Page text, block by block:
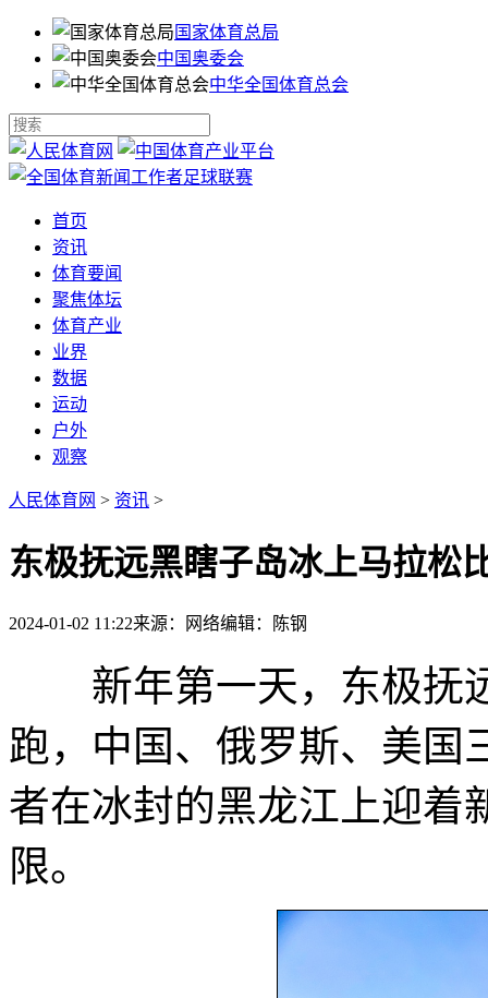
国家体育总局
中国奥委会
中华全国体育总会
首页
资讯
体育要闻
聚焦体坛
体育产业
业界
数据
运动
户外
观察
人民体育网 > 资讯 >
东极抚远黑瞎子岛冰上马拉松
2024-01-02 11:22来源：网络编辑：陈钢
新年第一天，东极抚
跑，中国、俄罗斯、美国
者在冰封的黑龙江上迎着
限。